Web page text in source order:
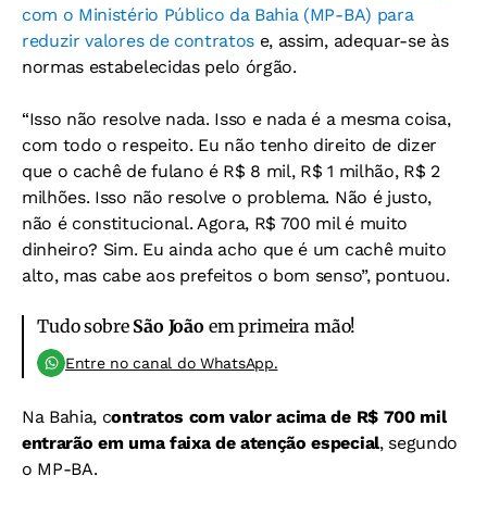
com o Ministério Público da Bahia (MP-BA) para
reduzir valores de contratos e, assim, adequar-se às
normas estabelecidas pelo órgão.
“Isso não resolve nada. Isso e nada é a mesma coisa,
com todo o respeito. Eu não tenho direito de dizer
que o cachê de fulano é R$ 8 mil, R$ 1 milhão, R$ 2
milhões. Isso não resolve o problema. Não é justo,
não é constitucional. Agora, R$ 700 mil é muito
dinheiro? Sim. Eu ainda acho que é um cachê muito
alto, mas cabe aos prefeitos o bom senso”, pontuou.
Tudo sobre São João em primeira mão!
Entre no canal do WhatsApp.
Na Bahia, contratos com valor acima de R$ 700 mil
entrarão em uma faixa de atenção especial, segundo
o MP-BA.